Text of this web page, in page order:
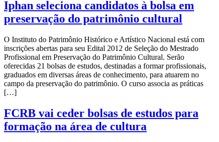
Iphan seleciona candidatos à bolsa em
preservação do patrimônio cultural
O Instituto do Patrimônio Histórico e Artístico Nacional está com
inscrições abertas para seu Edital 2012 de Seleção do Mestrado
Profissional em Preservação do Patrimônio Cultural. Serão
oferecidas 21 bolsas de estudos, destinadas a formar profissionais,
graduados em diversas áreas de conhecimento, para atuarem no
campo da preservação do patrimônio. O curso associa as práticas
[…]
FCRB vai ceder bolsas de estudos para
formação na área de cultura